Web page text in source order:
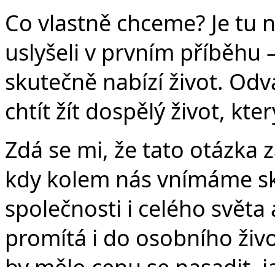
Co vlastně chceme? Je
uslyšeli v prvním příběhu
skutečně nabízí život.
chtít žít dospělý život,
Zdá se mi, že tato otázka
kdy kolem nás vnímáme
společnosti i celého světa
promítá i do osobního